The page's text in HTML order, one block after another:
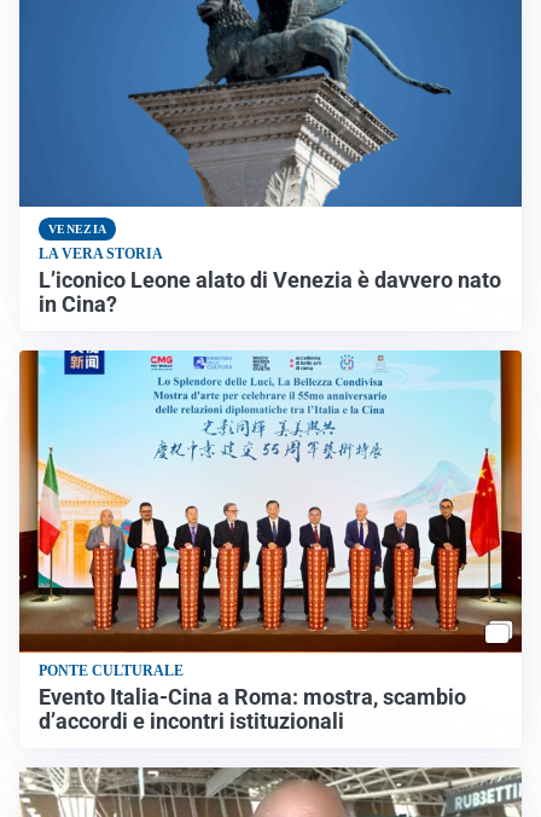
VENEZIA
LA VERA STORIA
L’iconico Leone alato di Venezia è davvero nato
in Cina?
PONTE CULTURALE
Evento Italia-Cina a Roma: mostra, scambio
d’accordi e incontri istituzionali